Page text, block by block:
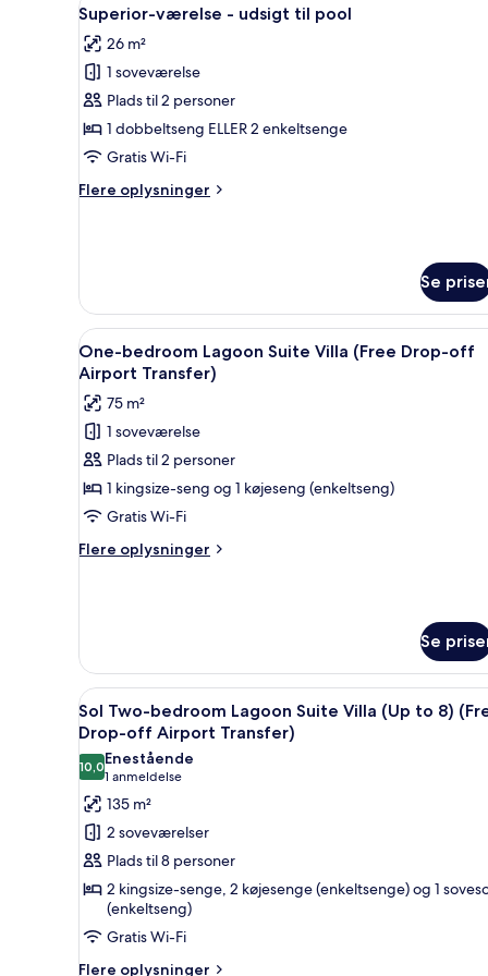
alle
billeder
af
Superior-
værelse
-
til
6
Superior-værelse - udsigt til pool
26 m²
1 soveværelse
Plads til 2 personer
1 dobbeltseng ELLER 2 enkeltsenge
Gratis Wi-Fi
Flere oplysninger
Flere
udsigt
til
pool
Se
Indlæs
alle
billeder
af
One-
bedroom
Lagoon
Suite
Villa
(Free
Transfer)
Et hotelværelse med en
7
One-bedroom Lagoon Suite Villa (Free Drop-off
Airport Transfer)
75 m²
1 soveværelse
Plads til 2 personer
1 kingsize-seng og 1 køjeseng (enkeltseng)
Gratis Wi-Fi
Flere oplysninger
Flere
Suite
Villa
(Free
Drop-
off
Airport
Transfer)
Se
Indlæs
alle
billeder
af
Sol
Two-
bedroom
Lagoon
Suite
Villa
(Up
Et moderne hotelværelse
28
Sol Two-bedroom Lagoon Suite Villa (Up to 8)
Drop-off Airport Transfer)
10,010,0 ud af 10
Enestående
1 anmeldelse
(1
anmeldelse)
135 m²
2 soveværelser
Plads til 8 personer
2 kingsize-senge, 2 køjesenge (enkeltsenge) og 1
(enkeltseng)
Gratis Wi-Fi
Flere oplysninger
Flere